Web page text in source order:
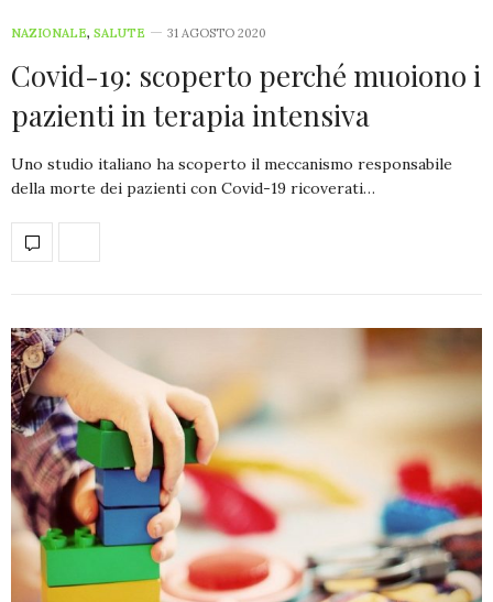
NAZIONALE, SALUTE 31 AGOSTO 2020
Covid-19: scoperto perché muoiono i
pazienti in terapia intensiva
Uno studio italiano ha scoperto il meccanismo responsabile
della morte dei pazienti con Covid-19 ricoverati…